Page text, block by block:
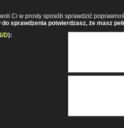
Ci w prosty sposób sprawdzić
do sprawdzenia potwierdzasz, że masz
D):